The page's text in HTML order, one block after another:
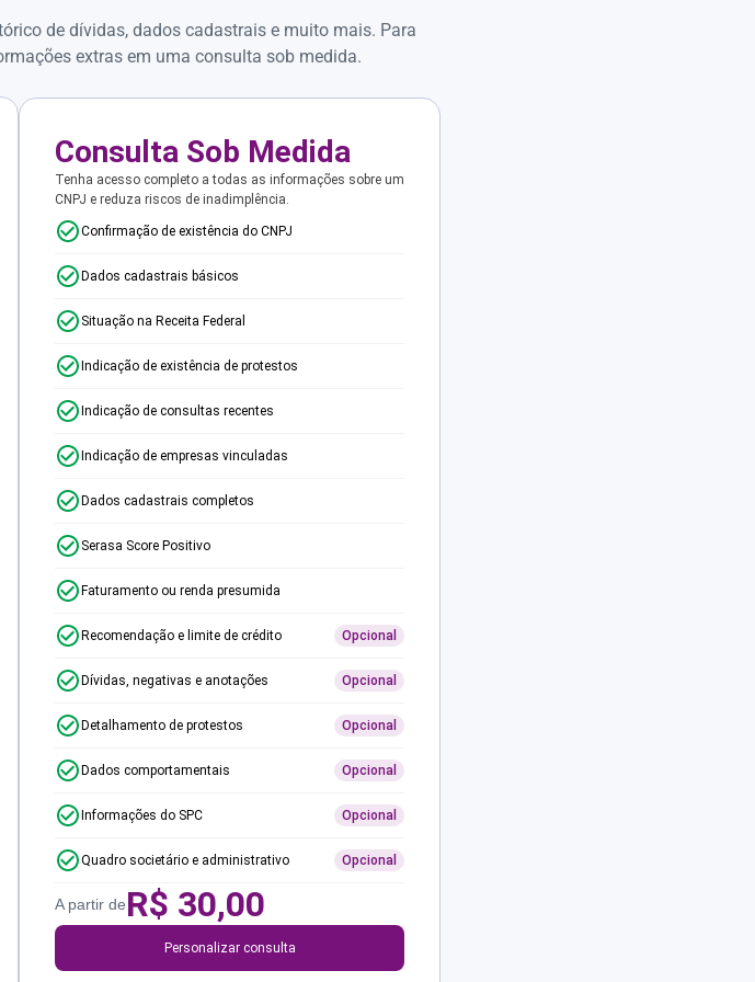
de dívidas, dados cadastrais e muito mais. Para
extras em uma consulta sob medida.
Consulta Sob Medida
Tenha acesso completo a todas as informações sobre um
CNPJ e reduza riscos de inadimplência.
Confirmação de existência do CNPJ
Dados cadastrais básicos
Situação na Receita Federal
Indicação de existência de protestos
Indicação de consultas recentes
Indicação de empresas vinculadas
Dados cadastrais completos
Serasa Score Positivo
Faturamento ou renda presumida
Recomendação e limite de crédito Opcional
Dívidas, negativas e anotações Opcional
Detalhamento de protestos Opcional
Dados comportamentais Opcional
Informações do SPC Opcional
Quadro societário e administrativo Opcional
A partir deR$ 30,00
Personalizar consulta